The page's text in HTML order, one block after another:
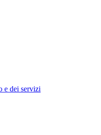
e dei servizi